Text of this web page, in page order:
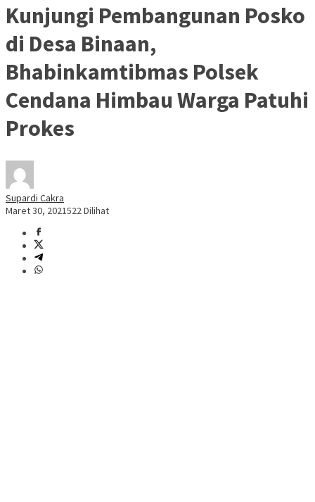
Kunjungi Pembangunan Posko
di Desa Binaan,
Bhabinkamtibmas Polsek
Cendana Himbau Warga Patuhi
Prokes
Supardi Cakra
Maret 30, 2021522 Dilihat